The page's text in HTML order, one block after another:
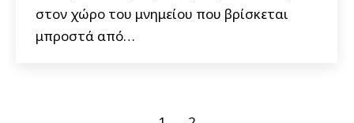
στον χώρο του μνημείου που βρίσκεται
μπροστά από…